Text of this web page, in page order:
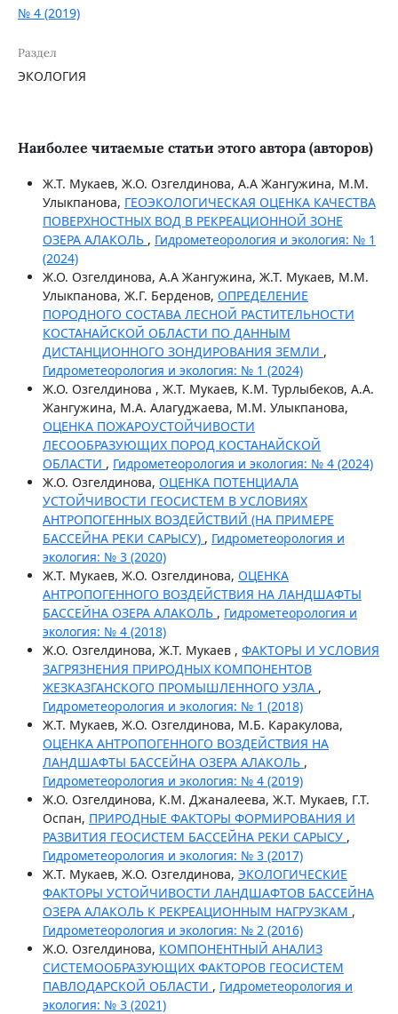
№ 4 (2019)
Раздел
ЭКОЛОГИЯ
Наиболее читаемые статьи этого автора (авторов)
Ж.Т. Мукаев, Ж.О. Озгелдинова, А.А Жангужина, М.М.
Улыкпанова, ГЕОЭКОЛОГИЧЕСКАЯ ОЦЕНКА КАЧЕСТВА
ПОВЕРХНОСТНЫХ ВОД В РЕКРЕАЦИОННОЙ ЗОНЕ
ОЗЕРА АЛАКОЛЬ , Гидрометеорология и экология: № 1
(2024)
Ж.О. Озгелдинова, А.А Жангужина, Ж.Т. Мукаев, М.М.
Улыкпанова, Ж.Г. Берденов, ОПРЕДЕЛЕНИЕ
ПОРОДНОГО СОСТАВА ЛЕСНОЙ РАСТИТЕЛЬНОСТИ
КОСТАНАЙСКОЙ ОБЛАСТИ ПО ДАННЫМ
ДИСТАНЦИОННОГО ЗОНДИРОВАНИЯ ЗЕМЛИ ,
Гидрометеорология и экология: № 1 (2024)
Ж.О. Озгелдинова , Ж.Т. Мукаев, К.М. Турлыбеков, А.А.
Жангужина, М.А. Алагуджаева, М.М. Улыкпанова,
ОЦЕНКА ПОЖАРОУСТОЙЧИВОСТИ
ЛЕСООБРАЗУЮЩИХ ПОРОД КОСТАНАЙСКОЙ
ОБЛАСТИ , Гидрометеорология и экология: № 4 (2024)
Ж.О. Озгелдинова, ОЦЕНКА ПОТЕНЦИАЛА
УСТОЙЧИВОСТИ ГЕОСИСТЕМ В УСЛОВИЯХ
АНТРОПОГЕННЫХ ВОЗДЕЙСТВИЙ (НА ПРИМЕРЕ
БАССЕЙНА РЕКИ САРЫСУ) , Гидрометеорология и
экология: № 3 (2020)
Ж.Т. Мукаев, Ж.О. Озгелдинова, ОЦЕНКА
АНТРОПОГЕННОГО ВОЗДЕЙСТВИЯ НА ЛАНДШАФТЫ
БАССЕЙНА ОЗЕРА АЛАКОЛЬ , Гидрометеорология и
экология: № 4 (2018)
Ж.О. Озгелдинова, Ж.Т. Мукаев , ФАКТОРЫ И УСЛОВИЯ
ЗАГРЯЗНЕНИЯ ПРИРОДНЫХ КОМПОНЕНТОВ
ЖЕЗКАЗГАНСКОГО ПРОМЫШЛЕННОГО УЗЛА ,
Гидрометеорология и экология: № 1 (2018)
Ж.Т. Мукаев, Ж.О. Озгелдинова, М.Б. Каракулова,
ОЦЕНКА АНТРОПОГЕННОГО ВОЗДЕЙСТВИЯ НА
ЛАНДШАФТЫ БАССЕЙНА ОЗЕРА АЛАКОЛЬ ,
Гидрометеорология и экология: № 4 (2019)
Ж.О. Озгелдинова, К.М. Джаналеева, Ж.Т. Мукаев, Г.Т.
Оспан, ПРИРОДНЫЕ ФАКТОРЫ ФОРМИРОВАНИЯ И
РАЗВИТИЯ ГЕОСИСТЕМ БАССЕЙНА РЕКИ САРЫСУ ,
Гидрометеорология и экология: № 3 (2017)
Ж.Т. Мукаев, Ж.О. Озгелдинова, ЭКОЛОГИЧЕСКИЕ
ФАКТОРЫ УСТОЙЧИВОСТИ ЛАНДШАФТОВ БАССЕЙНА
ОЗЕРА АЛАКОЛЬ К РЕКРЕАЦИОННЫМ НАГРУЗКАМ ,
Гидрометеорология и экология: № 2 (2016)
Ж.О. Озгелдинова, КОМПОНЕНТНЫЙ АНАЛИЗ
СИСТЕМООБРАЗУЮЩИХ ФАКТОРОВ ГЕОСИСТЕМ
ПАВЛОДАРСКОЙ ОБЛАСТИ , Гидрометеорология и
экология: № 3 (2021)